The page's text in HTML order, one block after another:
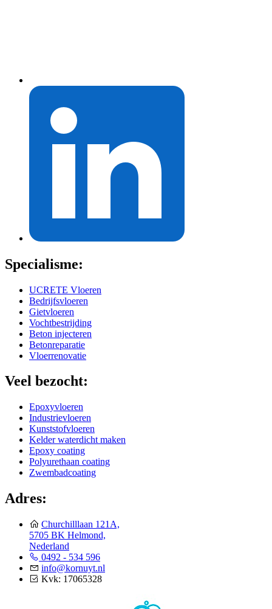
Specialisme:
UCRETE Vloeren
Bedrijfsvloeren
Gietvloeren
Vochtbestrijding
Beton injecteren
Betonreparatie
Vloerrenovatie
Veel bezocht:
Epoxyvloeren
Industrievloeren
Kunststofvloeren
Kelder waterdicht maken
Epoxy coating
Polyurethaan coating
Zwembadcoating
Adres:
Churchilllaan 121A,
5705 BK Helmond,
Nederland
0492 - 534 596
info@kornuyt.nl
Kvk: 17065328